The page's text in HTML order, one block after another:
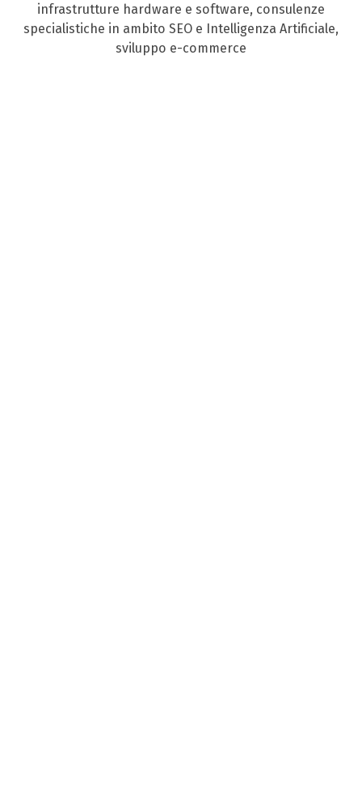
infrastrutture hardware e software, consulenze
specialistiche in ambito SEO e Intelligenza Artificiale,
sviluppo e-commerce